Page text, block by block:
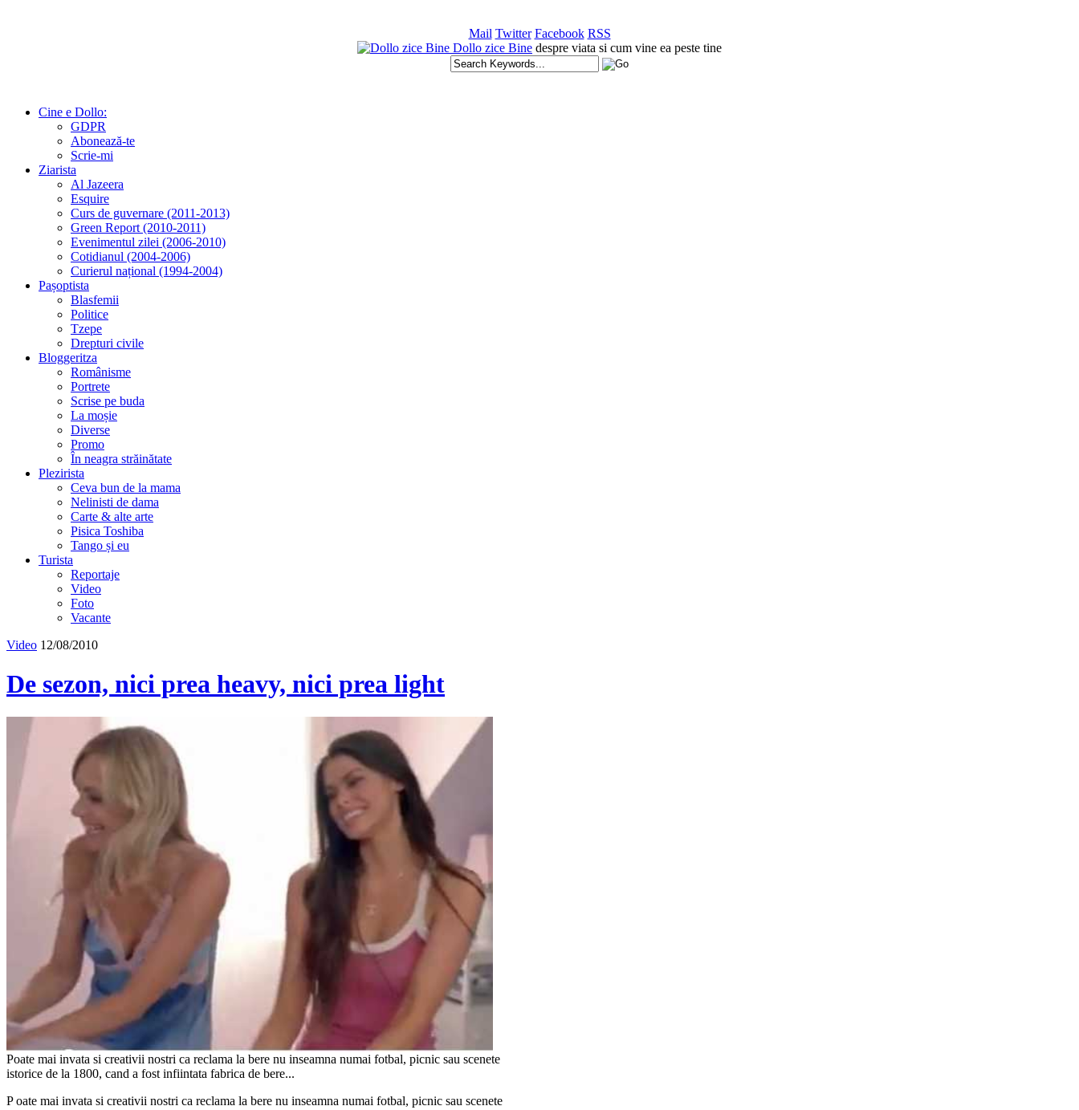
Mail Twitter Facebook RSS
Dollo zice Bine despre viata si cum vine ea peste tine
Cine e Dollo:
GDPR
Abonează-te
Scrie-mi
Ziarista
Al Jazeera
Esquire
Curs de guvernare (2011-2013)
Green Report (2010-2011)
Evenimentul zilei (2006-2010)
Cotidianul (2004-2006)
Curierul național (1994-2004)
Pașoptista
Blasfemii
Politice
Tzepe
Drepturi civile
Bloggeritza
Românisme
Portrete
Scrise pe buda
La moșie
Diverse
Promo
În neagra străinătate
Plezirista
Ceva bun de la mama
Nelinisti de dama
Carte & alte arte
Pisica Toshiba
Tango și eu
Turista
Reportaje
Video
Foto
Vacante
Video 12/08/2010
De sezon, nici prea heavy, nici prea light
Poate mai invata si creativii nostri ca reclama la bere nu inseamna numai fotbal, picnic sau scenete
istorice de la 1800, cand a fost infiintata fabrica de bere...
Poate mai invata si creativii nostri ca reclama la bere nu inseamna numai fotbal, picnic sau scenete